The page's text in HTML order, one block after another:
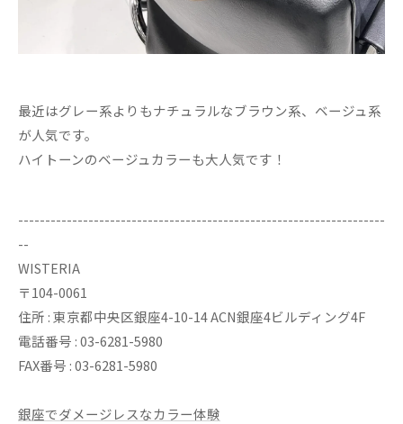
最近はグレー系よりもナチュラルなブラウン系、ベージュ系
が人気です。
ハイトーンのベージュカラーも大人気です！
--------------------------------------------------------------------
--
WISTERIA
〒104-0061
住所 : 東京都中央区銀座4-10-14 ACN銀座4ビルディング4F
電話番号 : 03-6281-5980
FAX番号 : 03-6281-5980
銀座でダメージレスなカラー体験